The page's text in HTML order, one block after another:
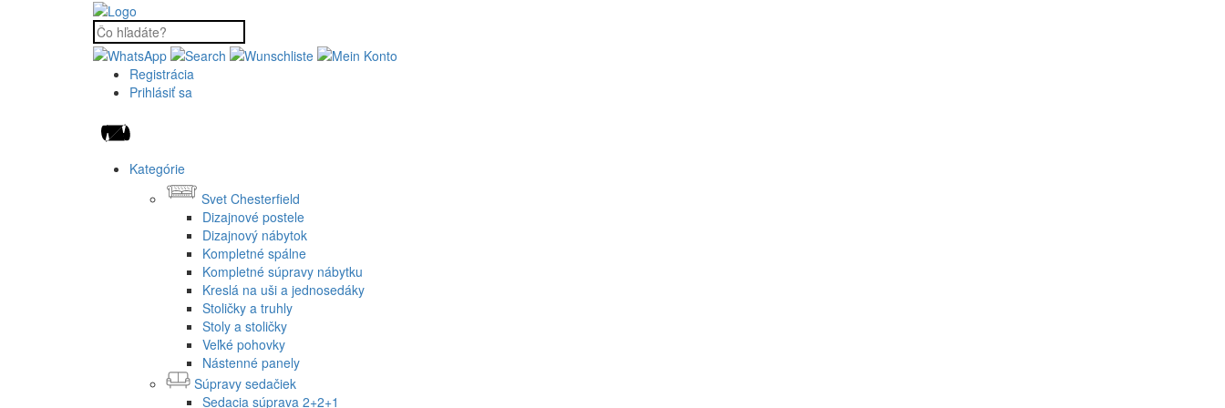
Registrácia
Prihlásiť sa
Kategórie
Svet Chesterfield
Dizajnové postele
Dizajnový nábytok
Kompletné spálne
Kompletné súpravy nábytku
Kreslá na uši a jednosedáky
Stoličky a truhly
Stoly a stoličky
Veľké pohovky
Nástenné panely
Súpravy sedačiek
Sedacia súprava 2+2+1